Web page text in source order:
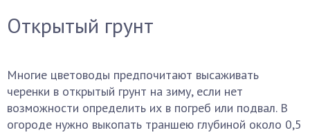
Открытый грунт
Многие цветоводы предпочитают высаживать
черенки в открытый грунт на зиму, если нет
возможности определить их в погреб или подвал. В
огороде нужно выкопать траншею глубиной около 0,5